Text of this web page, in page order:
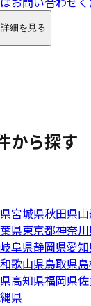
詳細を見る
から探す
宮城県秋田県
県東京都神奈
岐阜県静岡県愛
和歌山県鳥取県
高知県福岡県
県